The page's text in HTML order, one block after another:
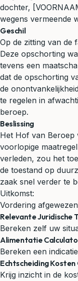
dochter,
wegens vermeende
Geschil
Op de zitting van de
Deze opschorting
tevens een
dat de opschorting
de
te regelen in
beroep.
Beslissing
Het Hof van Beroep
voorlopige
verleden, zou het
de toestand op
zaak snel verder te
Uitkomst:
Vordering afgewezen
Relevante Juridische
Bereken zelf uw
Alimentatie
Bereken een
Echtscheiding
Krijg inzicht in de